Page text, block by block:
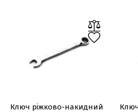
Ключ ріжково-накидний